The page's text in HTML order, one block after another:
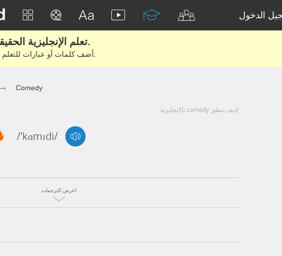
الدخول
تعلم الإنجليزية الحقيقية من الأفلام والكتب.
أضف كلمات أو عبارات للتعلم والتدريب مع متعلمين آخرين.
Comedy
كيف تنطق comedy بالإنجليزية
/'kɑmɪdi/
اعرض الترجمات